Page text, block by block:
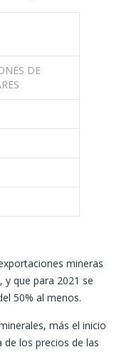
DE
mineras
que para 2021 se
50% al menos.
más el inicio
de los precios de las